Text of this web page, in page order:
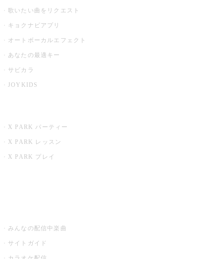
歌いたい曲をリクエスト
キョクナビアプリ
オートボーカルエフェクト
あなたの最適キー
サビカラ
JOYKIDS
X PARK パーティー
X PARK レッスン
X PARK プレイ
みんなの配信中楽曲
サイトガイド